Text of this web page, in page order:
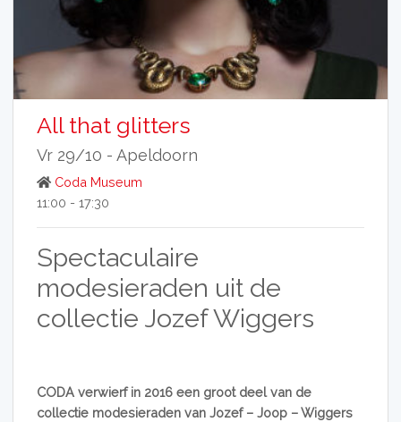
All that glitters
Vr 29/10 - Apeldoorn
Coda Museum
11:00 - 17:30
Spectaculaire
modesieraden uit de
collectie Jozef Wiggers
CODA verwierf in 2016 een groot deel van de
collectie modesieraden van Jozef – Joop – Wiggers